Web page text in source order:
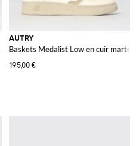
détail en poulain animalier
AUTRY
Baskets Medalist Low en cuir martelé
195,00 €